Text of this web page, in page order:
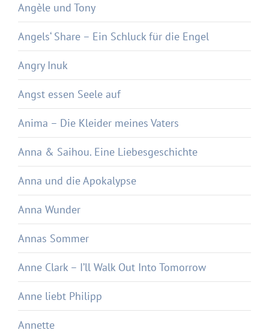
Angèle und Tony
Angels‘ Share – Ein Schluck für die Engel
Angry Inuk
Angst essen Seele auf
Anima – Die Kleider meines Vaters
Anna & Saihou. Eine Liebesgeschichte
Anna und die Apokalypse
Anna Wunder
Annas Sommer
Anne Clark – I’ll Walk Out Into Tomorrow
Anne liebt Philipp
Annette